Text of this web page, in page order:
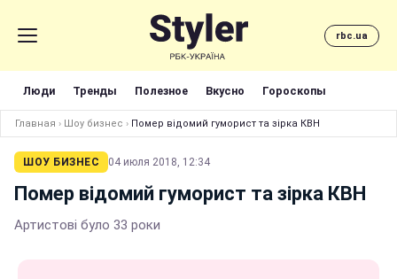
rbc.ua
Люди Тренды Полезное Вкусно Гороскопы
Главная › Шоу бизнес › Помер відомий гуморист та зірка КВН
ШОУ БИЗНЕС 04 июля 2018, 12:34
Помер відомий гуморист та зірка КВН
Артистові було 33 роки